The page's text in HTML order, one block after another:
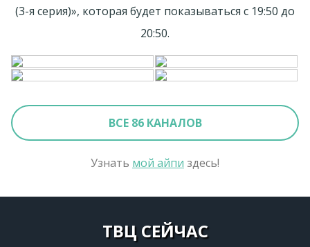
(3-я серия)», которая будет показываться с 19:50 до
20:50.
ВСЕ 86 КАНАЛОВ
Узнать мой айпи здесь!
ТВЦ СЕЙЧАС